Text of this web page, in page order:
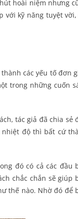
hoài niệm nhưng
với kỹ năng tuyệt
các yếu tố đơn
trong những cuốn
tác giả đã chia sẻ
nhiệt độ thì bất cứ
đó có cả các đầu
chắc chắn sẽ giúp
thế nào. Nhờ đó để